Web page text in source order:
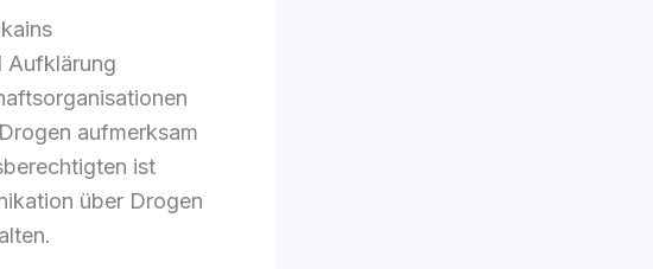
Aufklärung
aufmerksam
ist
über Drogen